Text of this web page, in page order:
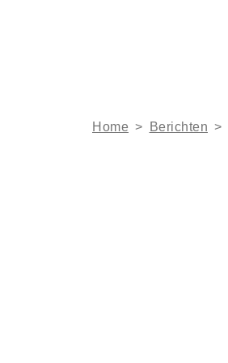
Home > Berichten >